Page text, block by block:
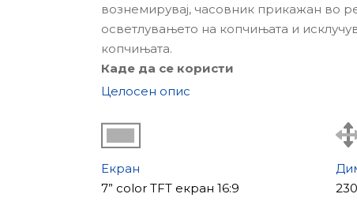
вознемирувај, часовник прикажан во
осветлувањето на копчињата и
копчињата.
Каде да се користи
Видео домофон SL-07M е идеално
куќи. Со помош на овој домофон можно
безбедносен и домофон систем.
Основни карактеристики на моделот
Важна карактеристика на SL-07M
Целосен опис
Екран
7” color TFT екран 16:9